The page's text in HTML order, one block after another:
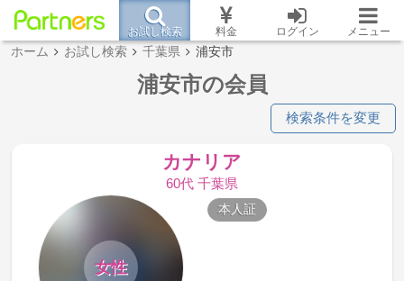
お試し検索 料金 ログイン メニュー
ホーム お試し検索 千葉県 浦安市
浦安市の会員
検索条件を変更
カナリア
60代 千葉県
女性
本人証